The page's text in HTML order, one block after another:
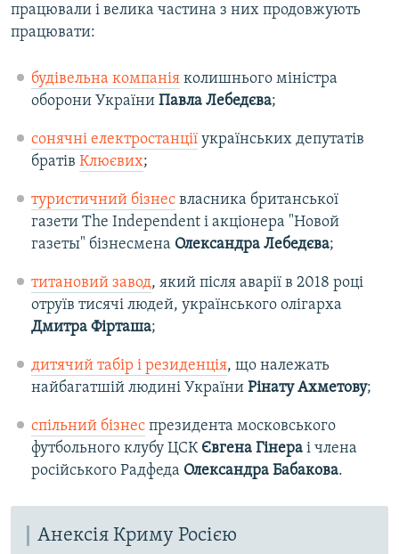
працювали і велика частина з них продовжують
працювати:
будівельна компаніяколишнього міністра
оборони України Павла Лебедєва;
сонячні електростанціїукраїнських депутатів
братів Клюєвих;
туристичний бізнесвласника британської
газети The Independent і акціонера "Новой
газеты" бізнесмена Олександра Лебедєва;
титановий завод, який після аварії в 2018 році
отруїв тисячі людей, українського олігарха
Дмитра Фірташа;
дитячий табір і резиденція, що належать
найбагатшій людині України Рінату Ахметову;
спільний бізнеспрезидента московського
футбольного клубу ЦСК Євгена Гінераі члена
російського Радфеда Олександра Бабакова.
Анексія Криму Росією